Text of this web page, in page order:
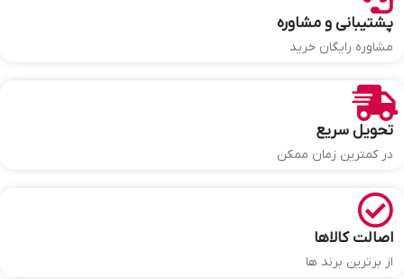
پشتیبانی و مشاوره
مشاوره رایگان خرید
تحویل سریع
در کمترین زمان ممکن
اصالت کالاها
از برترین برند ها